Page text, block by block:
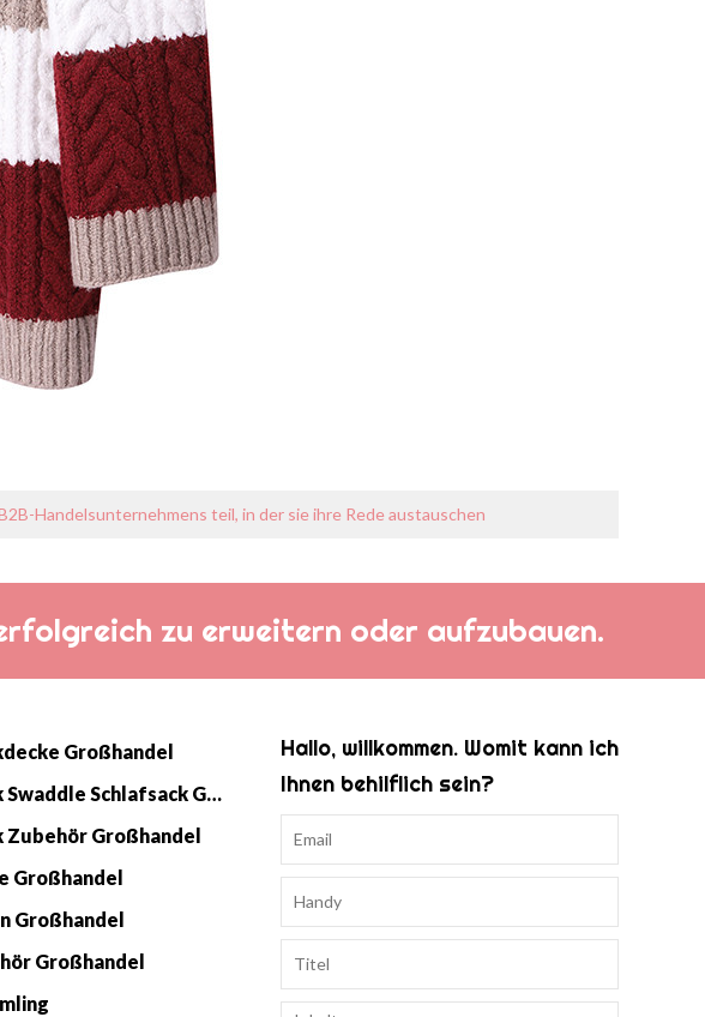
Handelsunternehmens teil, in der sie ihre Rede austauschen
zu erweitern oder aufzubauen.
Großhandel
Baby Strick Swaddle Schlafsack Großhandel
Zubehör Großhandel
Großhandel
Großhandel
Großhandel
Hallo, willkommen. Womit kann ich
Ihnen behilflich sein?